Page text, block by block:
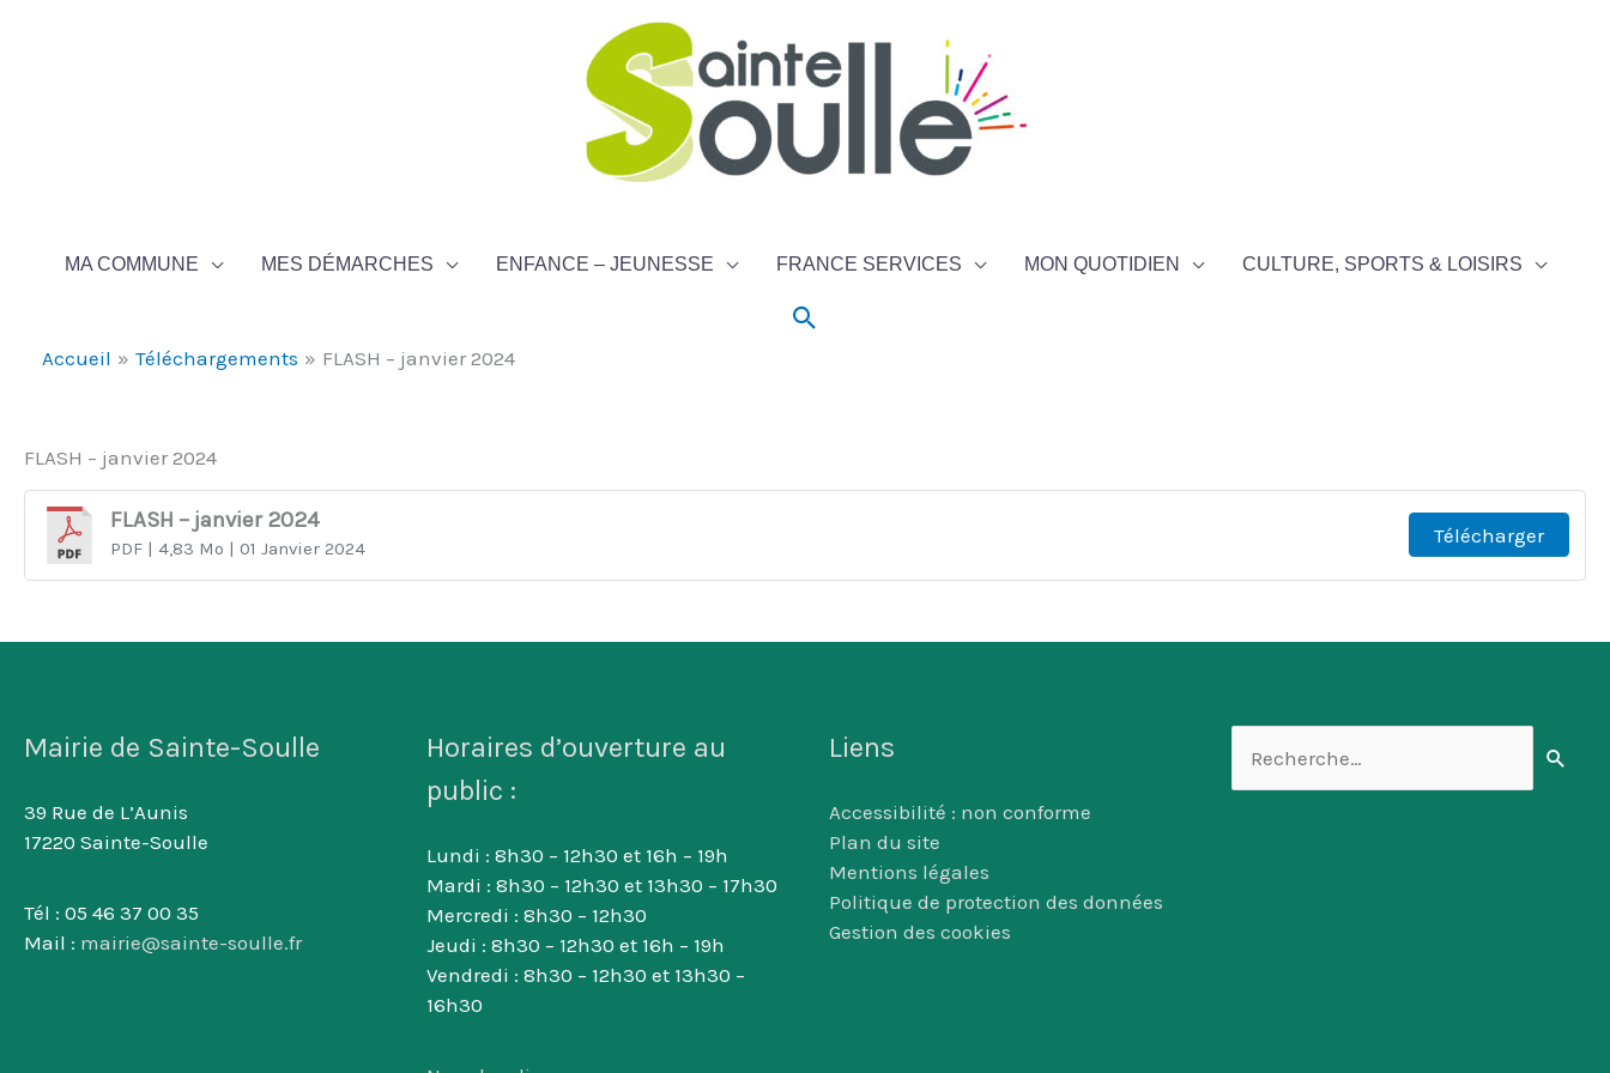
MA COMMUNE MES DÉMARCHES ENFANCE – JEUNESSE FRANCE SERVICES MON QUOTIDIEN CULTURE, SPORTS & LOISIRS
Rechercher
Accueil Téléchargements FLASH – janvier 2024
FLASH – janvier 2024
FLASH – janvier 2024
PDF| 4,83 Mo | 01 Janvier 2024
Télécharger
Mairie de Sainte-Soulle
39 Rue de L’Aunis
17220 Sainte-Soulle
Tél : 05 46 37 00 35
Mail : mairie@sainte-soulle.fr
Horaires d’ouverture au
public :
Lundi : 8h30 – 12h30 et 16h – 19h
Mardi : 8h30 – 12h30 et 13h30 – 17h30
Mercredi : 8h30 – 12h30
Jeudi : 8h30 – 12h30 et 16h – 19h
Vendredi : 8h30 – 12h30 et 13h30 –
16h30
Liens
Accessibilité : non conforme
Plan du site
Mentions légales
Politique de protection des données
Gestion des cookies